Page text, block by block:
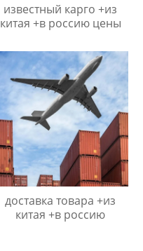
известный карго +из
китая +в россию цены
доставка товара +из
китая +в россию